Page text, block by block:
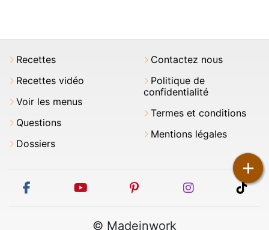
+
Recettes
Recettes vidéo
Voir les menus
Questions
Dossiers
Contactez nous
Politique de
confidentialité
Termes et conditions
Mentions légales
facebook youtube pinterest instagram
© Madeinwork